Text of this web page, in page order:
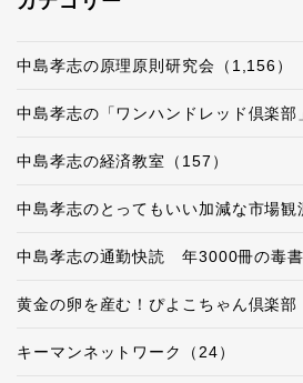
中島孝志の原理原則研究会（1,156）
中島孝志の「ワンハンドレッド倶楽部
中島孝志の経済教室（157）
中島孝志のとってもいい加減な市場観
中島孝志の通勤快読 年3000冊の毒書
黄金の卵を産む！ぴよこちゃん倶楽部
キーマンネットワーク（24）